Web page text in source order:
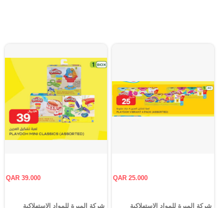
QAR 25.000
شركة الميرة للمواد الاستهلاكية
QAR 39.000
شركة الميرة للمواد الاستهلاكية